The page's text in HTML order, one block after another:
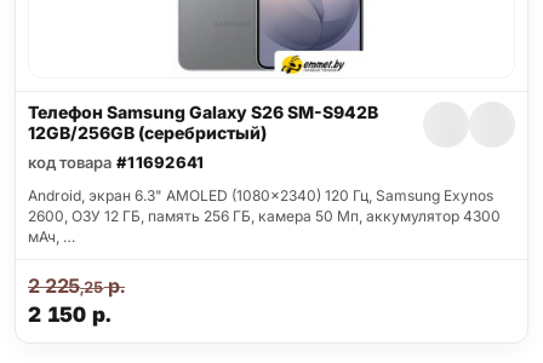
Телефон Samsung Galaxy S26 SM-S942B
12GB/256GB (серебристый)
код товара #11692641
Android, экран 6.3" AMOLED (1080x2340) 120 Гц, Samsung Exynos
2600, ОЗУ 12 ГБ, память 256 ГБ, камера 50 Мп, аккумулятор 4300
мАч, …
2 150 р.
2 225,25р.